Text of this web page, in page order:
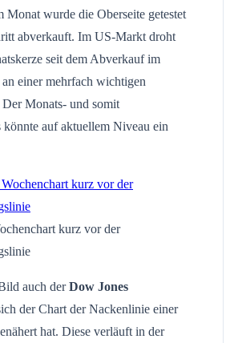
Monat wurde die Oberseite getestet
abverkauft. Im US-Markt droht
seit dem Abverkauf im
einer mehrfach wichtigen
Der Monats- und somit
könnte auf aktuellem Niveau ein
kurz vor der
auch derDow Jones
der Chart der Nackenlinie einer
hat. Diese verläuft in der